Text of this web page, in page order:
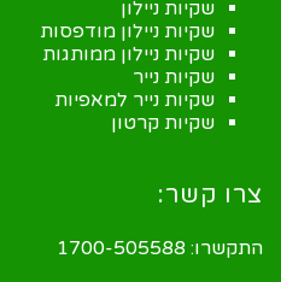
שקיות ניילון
שקיות ניילון מודפסות
שקיות ניילון ממותגות
שקיות נייר
שקיות נייר למאפיות
שקיות קרטון
צרו קשר:
התקשרו: 1700-505588